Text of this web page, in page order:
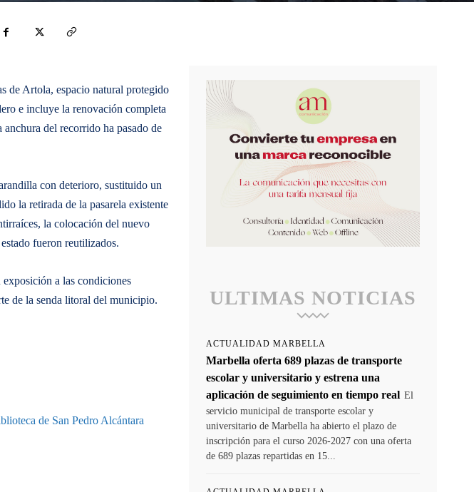
de Artola, espacio natural protegido
e incluye la renovación completa
del recorrido ha pasado de
con deterioro, sustituido un
la retirada de la pasarela existente
la colocación del nuevo
fueron reutilizados.
a las condiciones
de la senda litoral del municipio.
de San Pedro Alcántara
ULTIMAS NOTICIAS
ACTUALIDAD MARBELLA
Marbella oferta 689 plazas de transporte
escolar y universitario y estrena una
aplicación de seguimiento en tiempo real El
servicio municipal de transporte escolar y
universitario de Marbella ha abierto el plazo de
inscripción para el curso 2026-2027 con una oferta
de 689 plazas repartidas en 15...